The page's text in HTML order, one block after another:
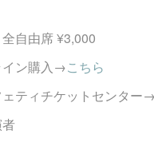
自由席 ¥3,000
イン購入→こちら
ェティチケットセンター
者